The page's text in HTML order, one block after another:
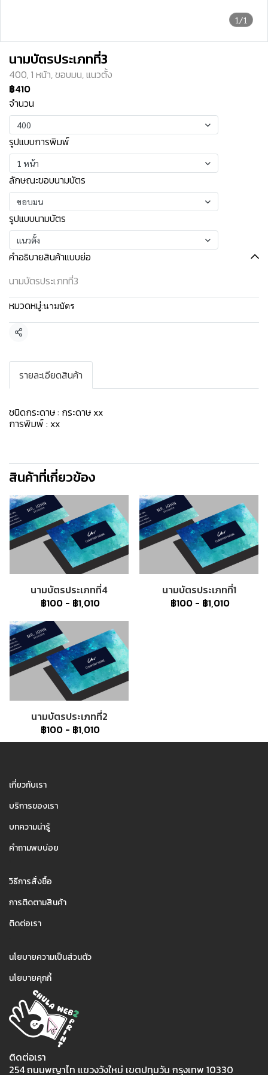
1/1
นามบัตรประเภทที่3
400, 1 หน้า, ขอบมน, แนวตั้ง
฿410
จำนวน
400
รูปแบบการพิมพ์
1 หน้า
ลักษณะขอบนามบัตร
ขอบมน
รูปแบบนามบัตร
แนวตั้ง
คำอธิบายสินค้าแบบย่อ
นามบัตรประเภทที่3
หมวดหมู่:นามบัตร
แชร์
รายละเอียดสินค้า
ชนิดกระดาษ : กระดาษ xx
การพิมพ์ : xx
สินค้าที่เกี่ยวข้อง
นามบัตรประเภทที่4
฿100 - ฿1,010
นามบัตรประเภทที่1
฿100 - ฿1,010
นามบัตรประเภทที่2
฿100 - ฿1,010
เกี่ยวกับเรา
บริการของเรา
บทความน่ารู้
คำถามพบบ่อย
วิธีการสั่งซื้อ
การติดตามสินค้า
ติดต่อเรา
นโยบายความเป็นส่วนตัว
นโยบายคุกกี้
ติดต่อเรา
254 ถนนพญาไท แขวงวังใหม่ เขตปทุมวัน กรุงเทพ 10330